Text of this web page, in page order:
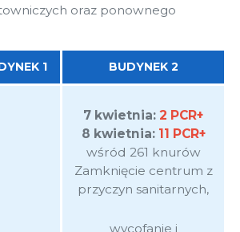
oraz ponownego
1 BUDYNEK 2
7 kwietnia: 2 PCR+
8 kwietnia: 11 PCR+
wśród 261 knurów
Zamknięcie centrum z
przyczyn sanitarnych,
wycofanie i